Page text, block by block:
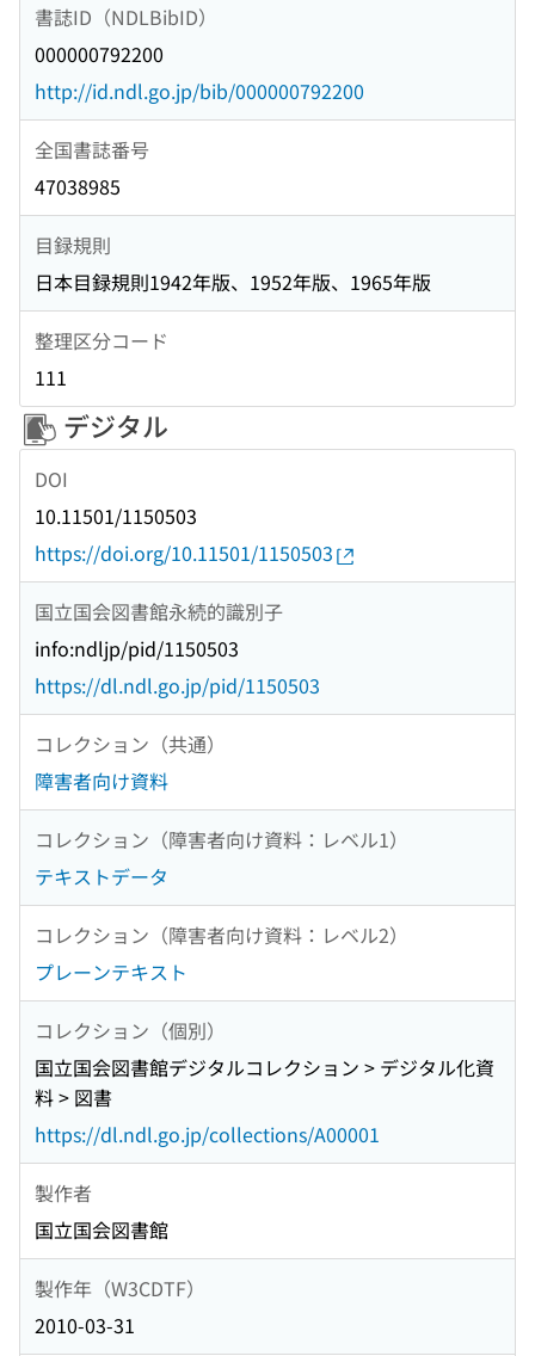
書誌ID（NDLBibID）
000000792200
http://id.ndl.go.jp/bib/000000792200
全国書誌番号
47038985
目録規則
日本目録規則1942年版、1952年版、1965年版
整理区分コード
111
デジタル
DOI
10.11501/1150503
https://doi.org/10.11501/1150503
国立国会図書館永続的識別子
info:ndljp/pid/1150503
https://dl.ndl.go.jp/pid/1150503
コレクション（共通）
障害者向け資料
コレクション（障害者向け資料：レベル1）
テキストデータ
コレクション（障害者向け資料：レベル2）
プレーンテキスト
コレクション（個別）
国立国会図書館デジタルコレクション > デジタル化資
料 > 図書
https://dl.ndl.go.jp/collections/A00001
製作者
国立国会図書館
製作年（W3CDTF）
2010-03-31